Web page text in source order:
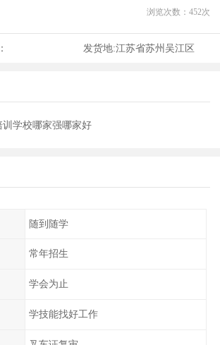
浏览次数： 452次
发货地:江苏省苏州吴江区
学校哪家强哪家好
随到随学
常年招生
学会为止
学技能找好工作